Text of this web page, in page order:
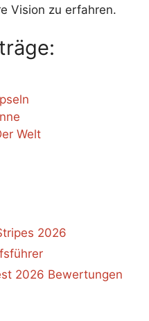
Vision zu erfahren.
Welt
2026
2026 Bewertungen